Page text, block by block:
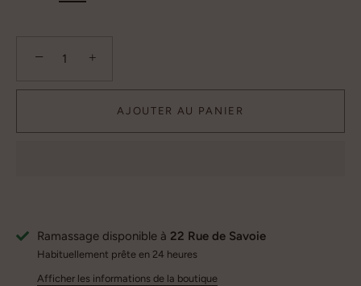
− +
AJOUTER AU PANIER
Ramassage disponible à 22 Rue de Savoie
Habituellement prête en 24 heures
Afficher les informations de la boutique